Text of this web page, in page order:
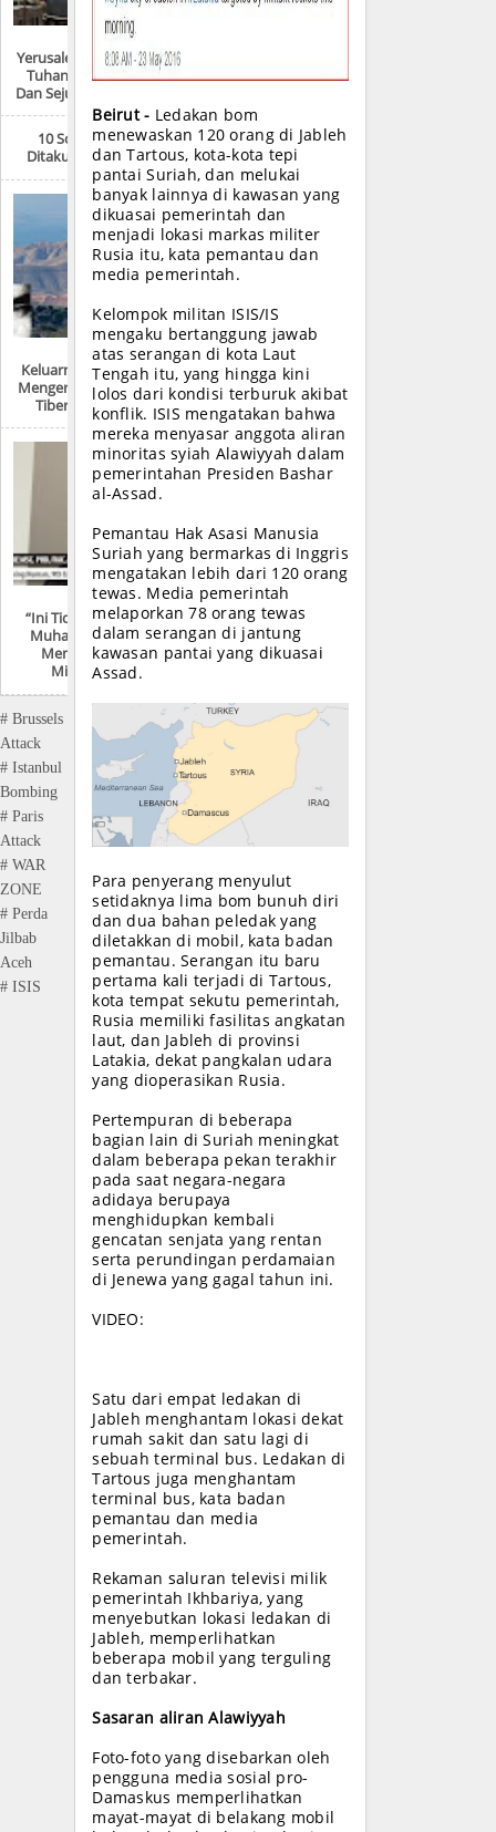
Yerusalem: “Kota Satu
Tuhan, Tiga Agama
Dan Sejuta Pertikaian”
10 Sosok Paling
Ditakuti AS Saat Ini
Keluarnya Dajjal Dan
Mengeringnya Danau
Tiberias Di Israel
“Ini Tidak Mungkin!
Muhammad Pasti
Menggunakan
Mikroskop”
# Brussels
Attack
# Istanbul
Bombing
# Paris
Attack
# WAR
ZONE
# Perda
Jilbab
Aceh
# ISIS
Beirut - Ledakan bom
menewaskan 120 orang di Jableh
dan Tartous, kota-kota tepi
pantai Suriah, dan melukai
banyak lainnya di kawasan yang
dikuasai pemerintah dan
menjadi lokasi markas militer
Rusia itu, kata pemantau dan
media pemerintah.
Kelompok militan ISIS/IS
mengaku bertanggung jawab
atas serangan di kota Laut
Tengah itu, yang hingga kini
lolos dari kondisi terburuk akibat
konflik. ISIS mengatakan bahwa
mereka menyasar anggota aliran
minoritas syiah Alawiyyah dalam
pemerintahan Presiden Bashar
al-Assad.
Pemantau Hak Asasi Manusia
Suriah yang bermarkas di Inggris
mengatakan lebih dari 120 orang
tewas. Media pemerintah
melaporkan 78 orang tewas
dalam serangan di jantung
kawasan pantai yang dikuasai
Assad.
Para penyerang menyulut
setidaknya lima bom bunuh diri
dan dua bahan peledak yang
diletakkan di mobil, kata badan
pemantau. Serangan itu baru
pertama kali terjadi di Tartous,
kota tempat sekutu pemerintah,
Rusia memiliki fasilitas angkatan
laut, dan Jableh di provinsi
Latakia, dekat pangkalan udara
yang dioperasikan Rusia.
Pertempuran di beberapa
bagian lain di Suriah meningkat
dalam beberapa pekan terakhir
pada saat negara-negara
adidaya berupaya
menghidupkan kembali
gencatan senjata yang rentan
serta perundingan perdamaian
di Jenewa yang gagal tahun ini.
VIDEO:
Satu dari empat ledakan di
Jableh menghantam lokasi dekat
rumah sakit dan satu lagi di
sebuah terminal bus. Ledakan di
Tartous juga menghantam
terminal bus, kata badan
pemantau dan media
pemerintah.
Rekaman saluran televisi milik
pemerintah Ikhbariya, yang
menyebutkan lokasi ledakan di
Jableh, memperlihatkan
beberapa mobil yang terguling
dan terbakar.
Sasaran aliran Alawiyyah
Foto-foto yang disebarkan oleh
pengguna media sosial pro-
Damaskus memperlihatkan
mayat-mayat di belakang mobil